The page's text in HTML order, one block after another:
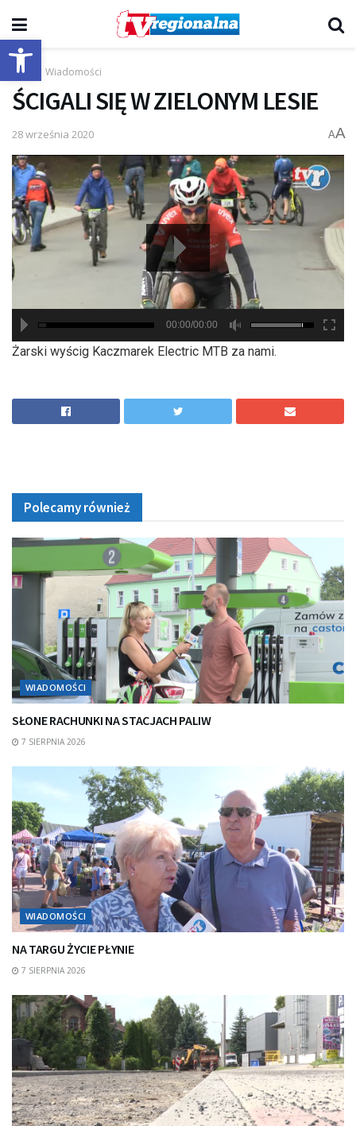
Otwórz pasek narzędzi
Start Wiadomości
ŚCIGALI SIĘ W ZIELONYM LESIE
28 września 2020 AA
hd2880
hd2160
hd2160
hd1440
highres
hd1080
hd720
large
medium
small
00:00/00:00
Żarski wyścig Kaczmarek Electric MTB za nami.
Polecamy również
WIADOMOŚCI
SŁONE RACHUNKI NA STACJACH PALIW
7 SIERPNIA 2026
WIADOMOŚCI
NA TARGU ŻYCIE PŁYNIE
7 SIERPNIA 2026